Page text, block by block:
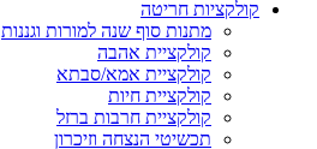
קולקציות חריטה
מתנות סוף שנה למורות וגננות
קולקציית אהבה
קולקציית אמא/סבתא
קולקציית חיות
קולקציית חרבות ברזל
תכשיטי הנצחה וזיכרון